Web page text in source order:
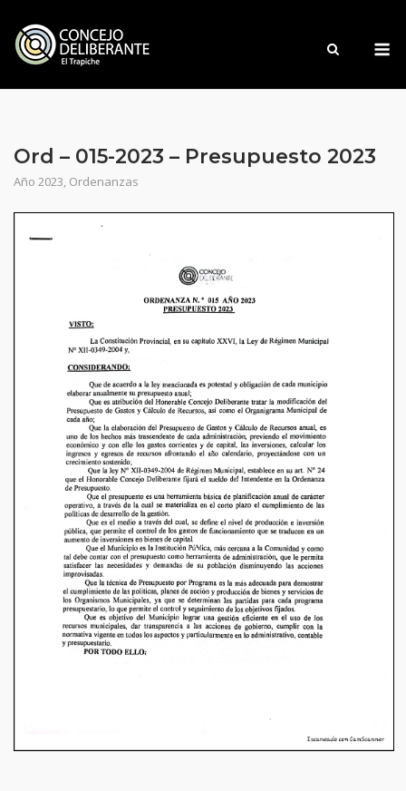
contenido
Ord – 015-2023 – Presupuesto 2023
Año 2023, Ordenanzas